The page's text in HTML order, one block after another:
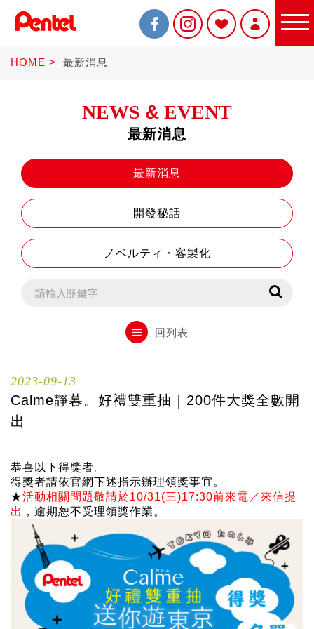
限定商品
書寫筆
Sterling
油性筆
修正系列
畫材
HOME 最新消息
NEWS & EVENT
最新消息
最新消息
開發秘話
ノベルティ・客製化
回列表
2023-09-13
Calme靜暮。好禮雙重抽｜200件大獎全數開
出
恭喜以下得獎者。
得獎者請依官網下述指示辦理領獎事宜。
★活動相關問題敬請於10/31(三)17:30前來電／來信提
出 ，逾期恕不受理領獎作業。